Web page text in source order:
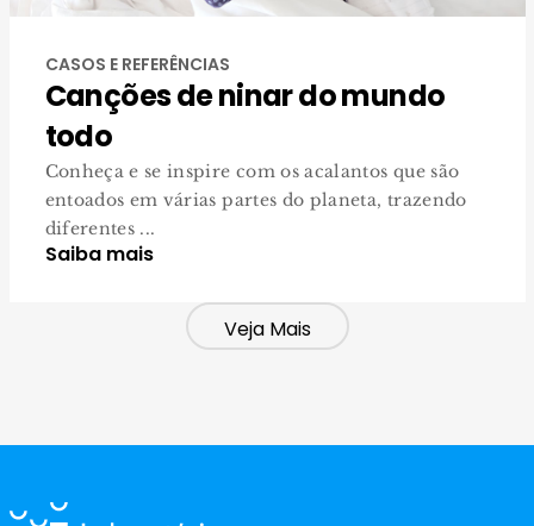
CASOS E REFERÊNCIAS
Canções de ninar do mundo
todo
Conheça e se inspire com os acalantos que são
entoados em várias partes do planeta, trazendo
diferentes ...
Saiba mais
Veja Mais